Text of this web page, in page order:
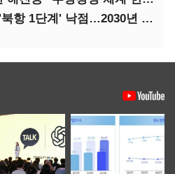
해수부 신청사, 부산 '북항 1단계' 낙점…2030년 완공 목표